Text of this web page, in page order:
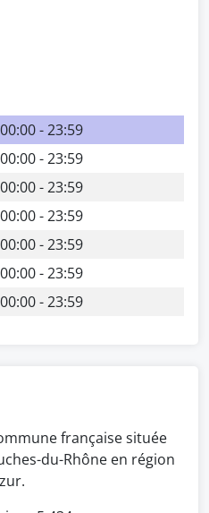
00:00 - 23:59
00:00 - 23:59
00:00 - 23:59
00:00 - 23:59
00:00 - 23:59
00:00 - 23:59
00:00 - 23:59
française située
du-Rhône en région